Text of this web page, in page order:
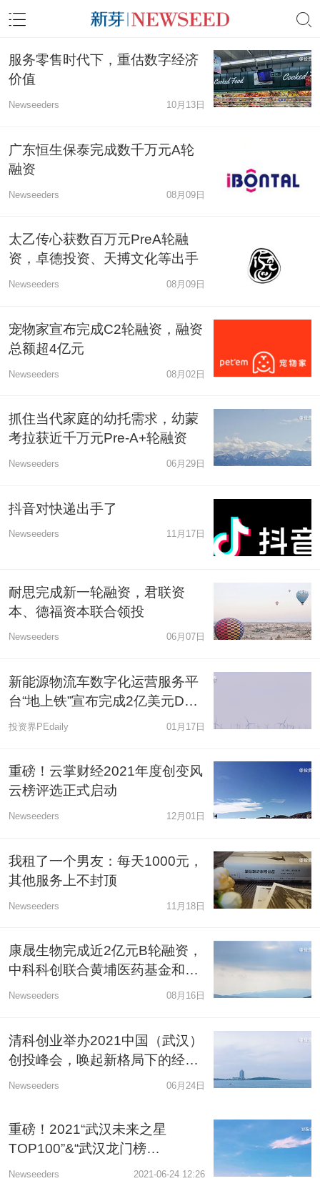
服务零售时代下，重估数字经济
价值
Newseeders 10月13日
广东恒生保泰完成数千万元A轮
融资
Newseeders 08月09日
太乙传心获数百万元PreA轮融
资，卓德投资、天搏文化等出手
Newseeders 08月09日
宠物家宣布完成C2轮融资，融资
总额超4亿元
Newseeders 08月02日
抓住当代家庭的幼托需求，幼蒙
考拉获近千万元Pre-A+轮融资
Newseeders 06月29日
抖音对快递出手了
Newseeders 11月17日
耐思完成新一轮融资，君联资
本、德福资本联合领投
Newseeders 06月07日
新能源物流车数字化运营服务平
台“地上铁”宣布完成2亿美元D轮
融资
投资界PEdaily 01月17日
重磅！云掌财经2021年度创变风
云榜评选正式启动
Newseeders 12月01日
我租了一个男友：每天1000元，
其他服务上不封顶
Newseeders 11月18日
康晟生物完成近2亿元B轮融资，
中科科创联合黄埔医药基金和川
流投资领投
Newseeders 08月16日
清科创业举办2021中国（武汉）
创投峰会，唤起新格局下的经济
增长力
Newseeders 06月24日
重磅！2021“武汉未来之星
TOP100”&“武汉龙门榜
TOP50”评选发布！
Newseeders 2021-06-24 12:26